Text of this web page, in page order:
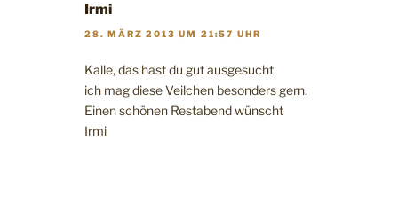
Irmi
28. MÄRZ 2013 UM 21:57 UHR
Kalle, das hast du gut ausgesucht.
ich mag diese Veilchen besonders gern.
Einen schönen Restabend wünscht
Irmi